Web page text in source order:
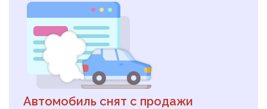
Автомобиль снят с продажи